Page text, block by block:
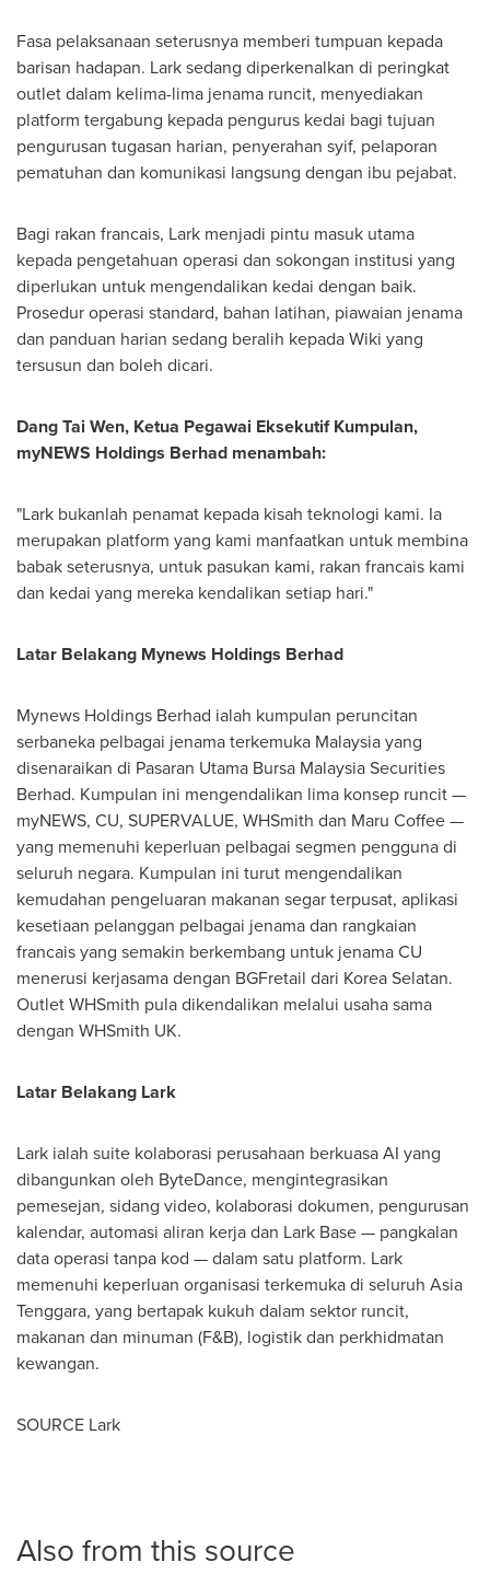
Fasa pelaksanaan seterusnya memberi tumpuan kepada
barisan hadapan. Lark sedang diperkenalkan di peringkat
outlet dalam kelima-lima jenama runcit, menyediakan
platform tergabung kepada pengurus kedai bagi tujuan
pengurusan tugasan harian, penyerahan syif, pelaporan
pematuhan dan komunikasi langsung dengan ibu pejabat.
Bagi rakan francais, Lark menjadi pintu masuk utama
kepada pengetahuan operasi dan sokongan institusi yang
diperlukan untuk mengendalikan kedai dengan baik.
Prosedur operasi standard, bahan latihan, piawaian jenama
dan panduan harian sedang beralih kepada Wiki yang
tersusun dan boleh dicari.
Dang Tai Wen, Ketua Pegawai Eksekutif Kumpulan,
myNEWS Holdings Berhad menambah:
"Lark bukanlah penamat kepada kisah teknologi kami. Ia
merupakan platform yang kami manfaatkan untuk membina
babak seterusnya, untuk pasukan kami, rakan francais kami
dan kedai yang mereka kendalikan setiap hari."
Latar Belakang Mynews Holdings Berhad
Mynews Holdings Berhad ialah kumpulan peruncitan
serbaneka pelbagai jenama terkemuka Malaysia yang
disenaraikan di Pasaran Utama Bursa Malaysia Securities
Berhad. Kumpulan ini mengendalikan lima konsep runcit —
myNEWS, CU, SUPERVALUE, WHSmith dan Maru Coffee —
yang memenuhi keperluan pelbagai segmen pengguna di
seluruh negara. Kumpulan ini turut mengendalikan
kemudahan pengeluaran makanan segar terpusat, aplikasi
kesetiaan pelanggan pelbagai jenama dan rangkaian
francais yang semakin berkembang untuk jenama CU
menerusi kerjasama dengan BGFretail dari Korea Selatan.
Outlet WHSmith pula dikendalikan melalui usaha sama
dengan WHSmith UK.
Latar Belakang Lark
Lark ialah suite kolaborasi perusahaan berkuasa AI yang
dibangunkan oleh ByteDance, mengintegrasikan
pemesejan, sidang video, kolaborasi dokumen, pengurusan
kalendar, automasi aliran kerja dan Lark Base — pangkalan
data operasi tanpa kod — dalam satu platform. Lark
memenuhi keperluan organisasi terkemuka di seluruh Asia
Tenggara, yang bertapak kukuh dalam sektor runcit,
makanan dan minuman (F&B), logistik dan perkhidmatan
kewangan.
SOURCE Lark
Also from this source